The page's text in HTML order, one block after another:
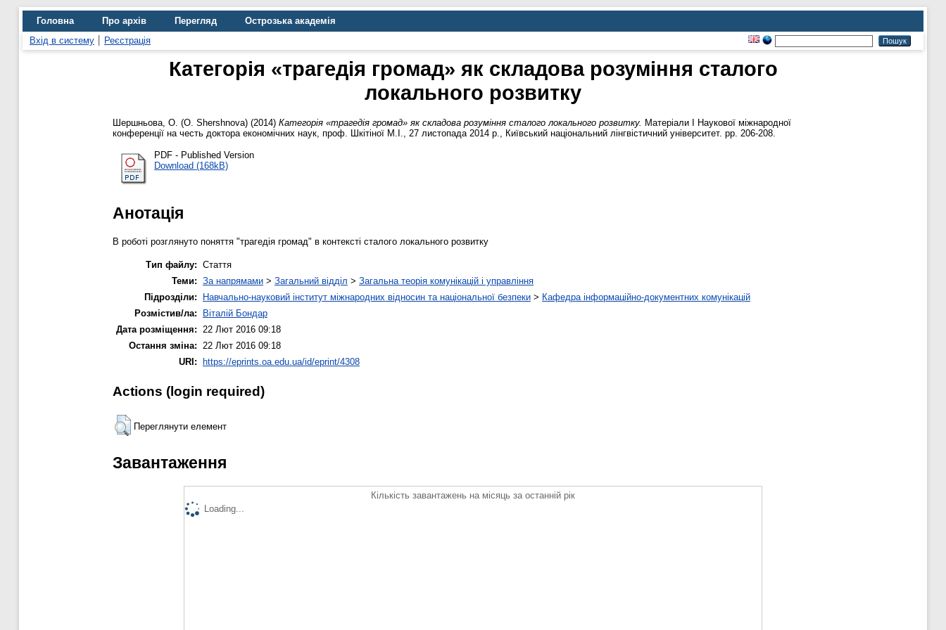
Головна Про архів Перегляд
Острозька академія
Вхід в систему
Реєстрація
Категорія «трагедія громад» як складова розуміння сталого
локального розвитку
Шершньова, О. (O. Shershnova) (2014) Категорія «трагедія громад» як складова розуміння сталого локального розвитку. Матеріали І Наукової міжнародної
конференції на честь доктора економічних наук, проф. Шкітіної М.І., 27 листопада 2014 р., Київський національний лінгвістичний університет. pp. 206-208.
PDF - Published Version
Download (168kB)
Анотація
В роботі розглянуто поняття "трагедія громад" в контексті сталого локального розвитку
Тип файлу: Стаття
Теми: За напрямами > Загальний відділ > Загальна теорія комунікацій і управління
Підрозділи:
Навчально-науковий інститут міжнародних відносин та національної безпеки > Кафедра інформаційно-документних комунікацій
Розмістив/ла:
Віталій Бондар
Дата розміщення:
22 Лют 2016 09:18
Остання зміна:
22 Лют 2016 09:18
URI: https://eprints.oa.edu.ua/id/eprint/4308
Actions (login required)
Переглянути елемент
Завантаження
Кількість завантажень на місяць за останній рік
Loading...